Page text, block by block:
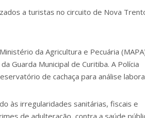
a turistas no circuito de Nova
da Agricultura e Pecuária
Guarda Municipal de Curitiba. A Polícia
de cachaça para análise
às irregularidades sanitárias, fiscais e